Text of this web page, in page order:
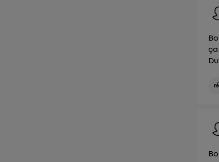
ça